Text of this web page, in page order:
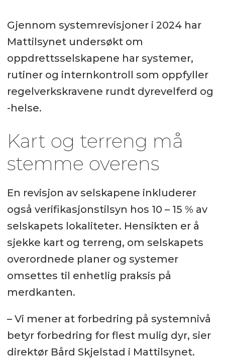
Gjennom systemrevisjoner i 2024 har
Mattilsynet undersøkt om
oppdrettsselskapene har systemer,
rutiner og internkontroll som oppfyller
regelverkskravene rundt dyrevelferd og
-helse.
Kart og terreng må
stemme overens
En revisjon av selskapene inkluderer
også verifikasjonstilsyn hos 10 – 15 % av
selskapets lokaliteter. Hensikten er å
sjekke kart og terreng, om selskapets
overordnede planer og systemer
omsettes til enhetlig praksis på
merdkanten.
– Vi mener at forbedring på systemnivå
betyr forbedring for flest mulig dyr, sier
direktør Bård Skjelstad i Mattilsynet.